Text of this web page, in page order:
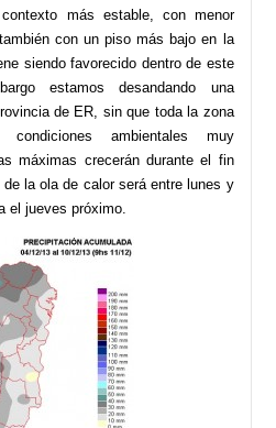
más estable, con menor
con un piso más bajo en la
siendo favorecido dentro de este
estamos desandando una
de ER, sin que toda la zona
condiciones ambientales muy
máximas crecerán durante el fin
la ola de calor será entre lunes y
el jueves próximo.